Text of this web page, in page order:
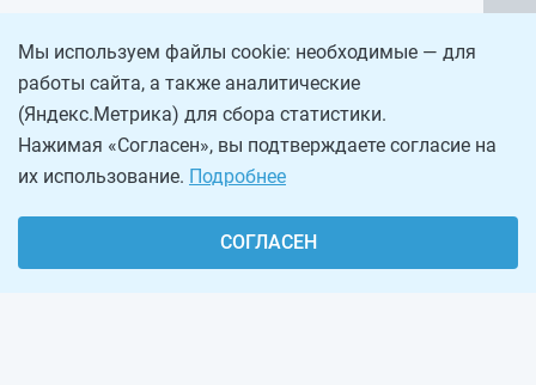
Мы используем файлы cookie: необходимые — для
работы сайта, а также аналитические
(Яндекс.Метрика) для сбора статистики.
Нажимая «Согласен», вы подтверждаете согласие на
их использование. Подробнее
СОГЛАСЕН